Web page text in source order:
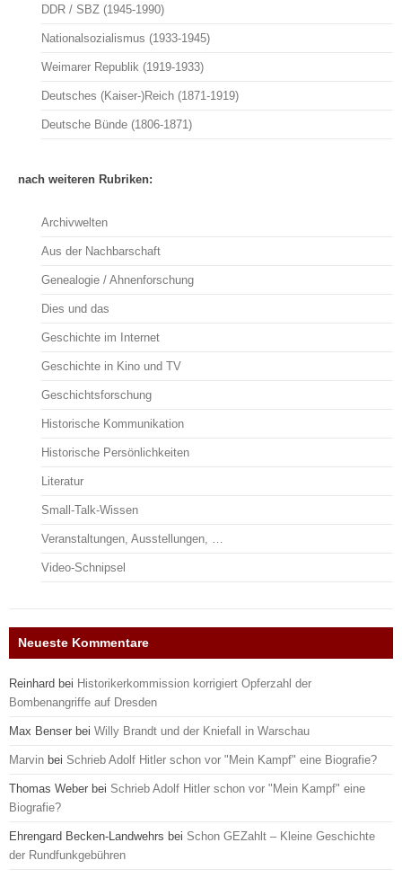
DDR / SBZ (1945-1990)
Nationalsozialismus (1933-1945)
Weimarer Republik (1919-1933)
Deutsches (Kaiser-)Reich (1871-1919)
Deutsche Bünde (1806-1871)
nach weiteren Rubriken:
Archivwelten
Aus der Nachbarschaft
Genealogie / Ahnenforschung
Dies und das
Geschichte im Internet
Geschichte in Kino und TV
Geschichtsforschung
Historische Kommunikation
Historische Persönlichkeiten
Literatur
Small-Talk-Wissen
Veranstaltungen, Ausstellungen, …
Video-Schnipsel
Neueste Kommentare
Reinhard bei Historikerkommission korrigiert Opferzahl der
Bombenangriffe auf Dresden
Max Benser bei Willy Brandt und der Kniefall in Warschau
Marvin bei Schrieb Adolf Hitler schon vor "Mein Kampf" eine Biografie?
Thomas Weber bei Schrieb Adolf Hitler schon vor "Mein Kampf" eine
Biografie?
Ehrengard Becken-Landwehrs bei Schon GEZahlt – Kleine Geschichte
der Rundfunkgebühren